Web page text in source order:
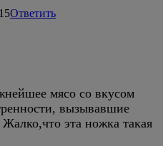
Ответить
мясо со вкусом
вызывавшие
Жалко,что эта ножка такая